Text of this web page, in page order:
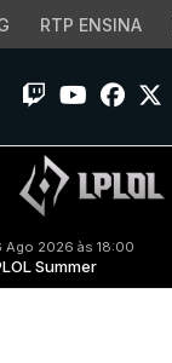
RTP ENSINA
Ago 2026 às 18:00
Summer